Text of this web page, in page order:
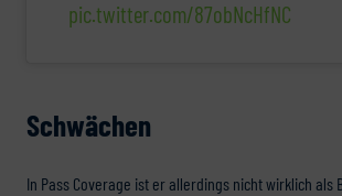
pic.twitter.com/87obNcHfNC
Schwächen
In Pass Coverage ist er allerdings nicht wirklich als